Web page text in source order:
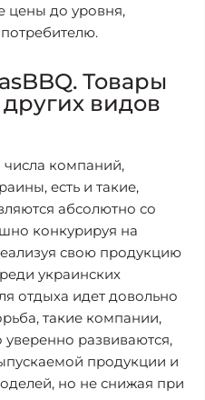
цены до уровня,
. Товары
видов
компаний,
есть и такие,
абсолютно со
конкурируя на
свою продукцию
украинских
отдыха идет довольно
такие компании,
уверенно развиваются,
продукции и
но не снижая при